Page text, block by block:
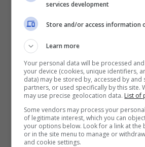
Su cosa migliorare:
“Il
Italia.”
ammette: “Credo di essere
partita dopo partita: mi ha
per trovare continuità. Avere
connazionale ha aiutato il mio
ambientamento”.
services development
Store and/or access information
Learn more
Your personal data will be processed
your device (cookies, unique identifiers,
data) may be stored by, accessed by and
partners, or used specifically by this site.
may use precise geolocation data. List of
Some vendors may process your
of legitimate interest, which you can
your options below. Look for a link at the
or in the site menu to manage or
and cookie settings.